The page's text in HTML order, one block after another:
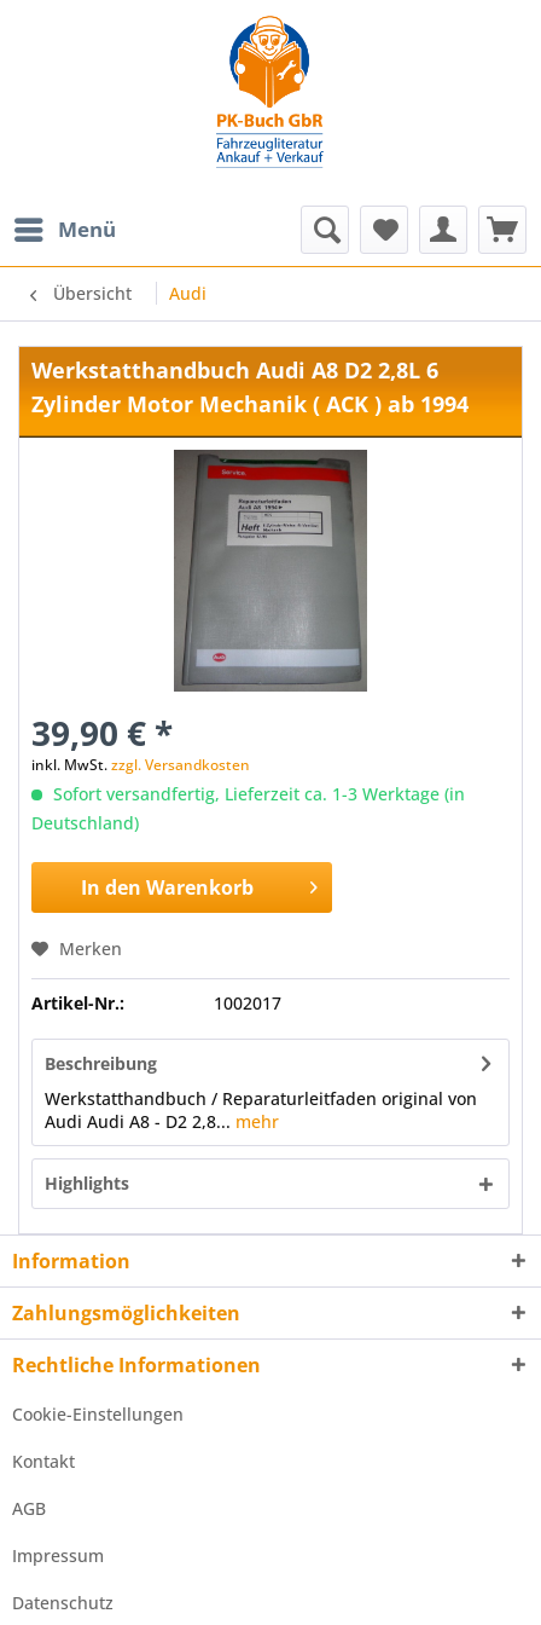
Menü
Übersicht Audi
Werkstatthandbuch Audi A8 D2 2,8L 6
Zylinder Motor Mechanik ( ACK ) ab 1994
39,90 € *
inkl. MwSt.zzgl. Versandkosten
Sofort versandfertig, Lieferzeit ca. 1-3 Werktage (in
Deutschland)
In den Warenkorb
Merken
Artikel-Nr.: 1002017
Beschreibung
Werkstatthandbuch / Reparaturleitfaden original von
Audi Audi A8 - D2 2,8... mehr
Highlights
Information
Zahlungsmöglichkeiten
Rechtliche Informationen
Cookie-Einstellungen
Kontakt
AGB
Impressum
Datenschutz